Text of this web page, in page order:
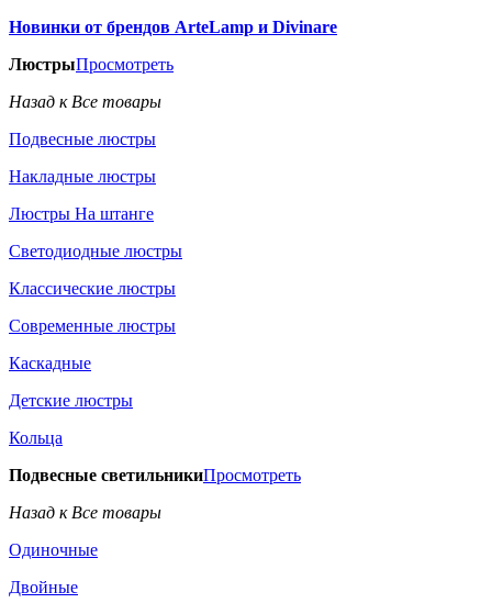
Новинки от брендов ArteLamp и Divinare
ЛюстрыПросмотреть
Назад к Все товары
Подвесные люстры
Накладные люстры
Люстры На штанге
Светодиодные люстры
Классические люстры
Современные люстры
Каскадные
Детские люстры
Кольца
Подвесные светильникиПросмотреть
Назад к Все товары
Одиночные
Двойные